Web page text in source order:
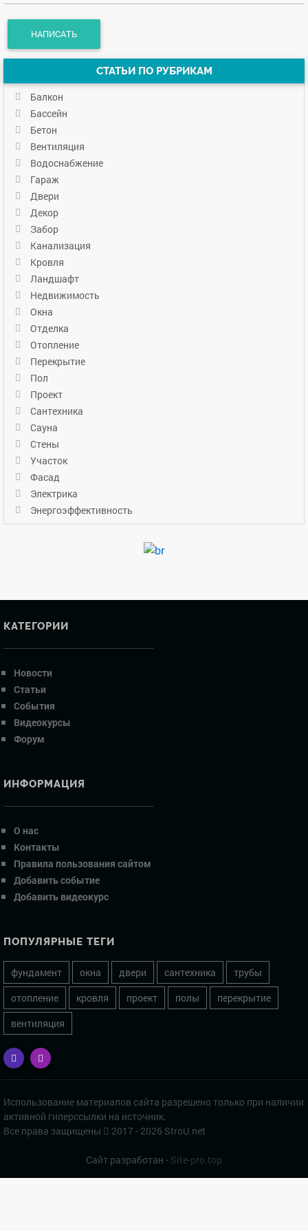
СТАТЬИ ПО РУБРИКАМ
Балкон
Бассейн
Бетон
Вентиляция
Водоснабжение
Гараж
Двери
Декор
Забор
Канализация
Кровля
Ландшафт
Недвижимость
Окна
Отделка
Отопление
Перекрытие
Пол
Проект
Сантехника
Сауна
Стены
Участок
Фасад
Электрика
Энергоэффективность
КАТЕГОРИИ
Новости
Статьи
События
Видеокурсы
Форум
ИНФОРМАЦИЯ
О нас
Контакты
Правила пользования сайтом
Добавить событие
Добавить видеокурс
ПОПУЛЯРНЫЕ ТЕГИ
фундамент окна двери сантехника
трубы
отопление
кровля проект полы
перекрытие
вентиляция
Использование материалов сайта разрешено только при наличии
активной гиперссылки на источник.
Все права защищены
2017 - 2026 StroU.net
Сайт разработан - Site-pro.top